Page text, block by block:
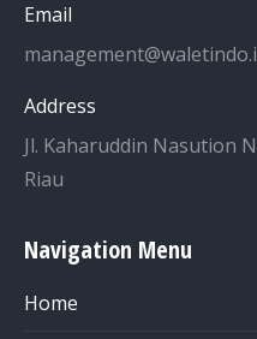
Email
Address
Jl. Kaharuddin Nasution
Riau
Navigation Menu
Home